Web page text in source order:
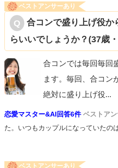
ベストアンサーあり
合コンで盛り上げ役か
らいいでしょうか？(37歳・
合コンでは毎回毎回
ます。毎回、合コン
絶対に盛り上げ役...
恋愛マスター&AI回答6件 ベストア
た。いつもカップルになっていたの
ベストアンサーあり